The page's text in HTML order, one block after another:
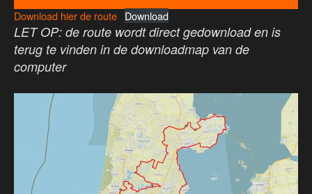
Download hier de route Download
LET OP: de route wordt direct gedownload en is
terug te vinden in de downloadmap van de
computer